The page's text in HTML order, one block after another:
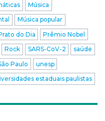
Música
Música popular
do Dia
Prêmio Nobel
Rock SARS-CoV-2
saúde
Paulo
unesp
estaduais paulistas